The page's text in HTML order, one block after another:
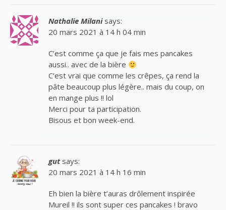
Nathalie Milani says:
20 mars 2021 à 14 h 04 min
C’est comme ça que je fais mes pancakes
aussi.. avec de la bière
C’est vrai que comme les crêpes, ça rend la
pâte beaucoup plus légère.. mais du coup, on
en mange plus !! lol
Merci pour ta participation.
Bisous et bon week-end.
gut says:
20 mars 2021 à 14 h 16 min
Eh bien la bière t’auras drôlement inspirée
Mureil !! ils sont super ces pancakes ! bravo